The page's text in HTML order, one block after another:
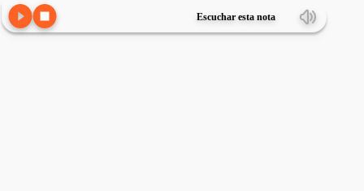
Escuchar esta nota